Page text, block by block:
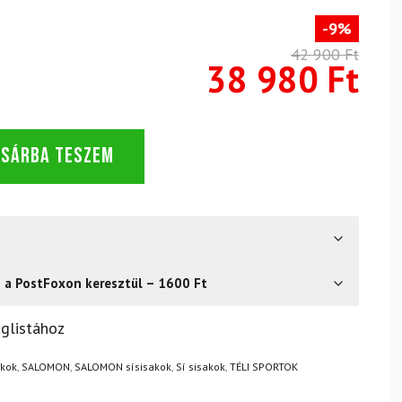
-9%
42 900 Ft
38 980 Ft
TESZEM
a PostFoxon keresztül – 1600 Ft
gond – a terméket egyszerűen visszaküldheti 14
, SALOMON SALOMON sísisakok, Sí sisakok, TÉLI SPORTOK